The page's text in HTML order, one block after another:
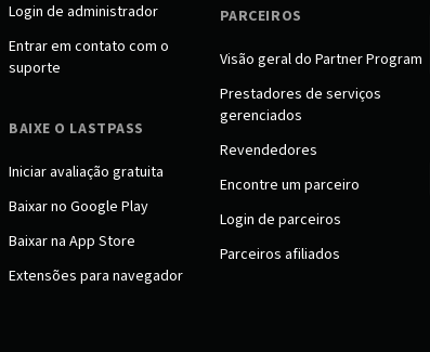
Login de administrador
Entrar em contato com o
suporte
BAIXE O LASTPASS
Iniciar avaliação gratuita
Baixar no Google Play
Baixar na App Store
Extensões para navegador
PARCEIROS
Visão geral do Partner Program
Prestadores de serviços
gerenciados
Revendedores
Encontre um parceiro
Login de parceiros
Parceiros afiliados